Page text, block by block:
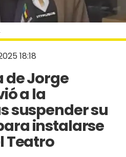
18:18
de Jorge
a la
suspender su
instalarse
Teatro